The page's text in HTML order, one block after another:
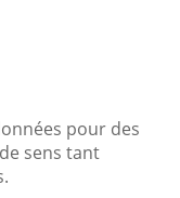
pour des
sens tant